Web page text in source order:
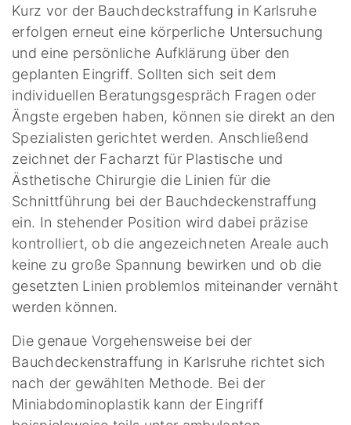
Kurz vor der Bauchdeckstraffung in Karlsruhe
erfolgen erneut eine körperliche Untersuchung
und eine persönliche Aufklärung über den
geplanten Eingriff. Sollten sich seit dem
individuellen Beratungsgespräch Fragen oder
Ängste ergeben haben, können sie direkt an den
Spezialisten gerichtet werden. Anschließend
zeichnet der Facharzt für Plastische und
Ästhetische Chirurgie die Linien für die
Schnittführung bei der Bauchdeckenstraffung
ein. In stehender Position wird dabei präzise
kontrolliert, ob die angezeichneten Areale auch
keine zu große Spannung bewirken und ob die
gesetzten Linien problemlos miteinander vernäht
werden können.
Die genaue Vorgehensweise bei der
Bauchdeckenstraffung in Karlsruhe richtet sich
nach der gewählten Methode. Bei der
Miniabdominoplastik kann der Eingriff